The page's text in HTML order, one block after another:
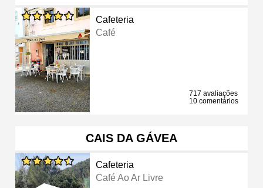
Cafeteria
Café
717 avaliações
10 comentários
CAIS DA GÁVEA
Cafeteria
Café Ao Ar Livre